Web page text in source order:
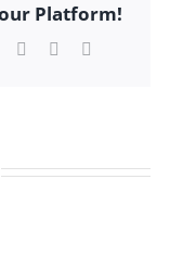
Platform!
Pinterest Xing